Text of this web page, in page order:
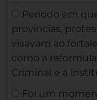
Período em
províncias,
visavam ao
como a
Criminal e a
Foi um